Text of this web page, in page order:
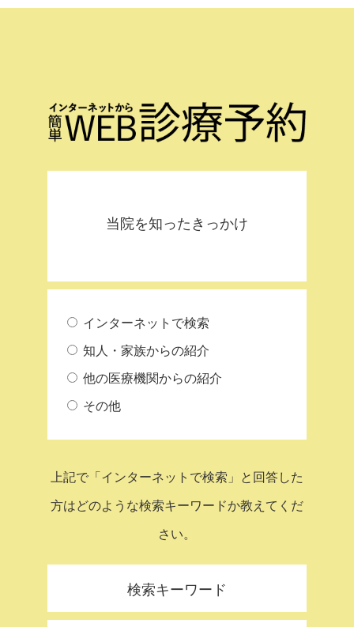
当院を知ったきっかけ
インターネットで検索
知人・家族からの紹介
他の医療機関からの紹介
その他
上記で「インターネットで検索」と回答した
方はどのような検索キーワードか教えてくだ
さい。
検索キーワード